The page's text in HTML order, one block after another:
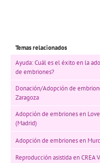
Temas relacionados
Ayuda: Cuál es el éxito en la
de embriones?
Donación/Adopción de
Zaragoza
Adopción de embriones en
(Madrid)
Adopción de embriones en
Reproducción asistida en CREA